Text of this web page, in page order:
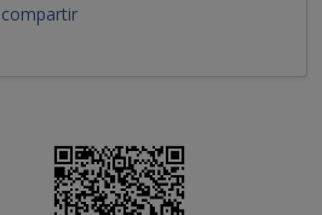
compartir